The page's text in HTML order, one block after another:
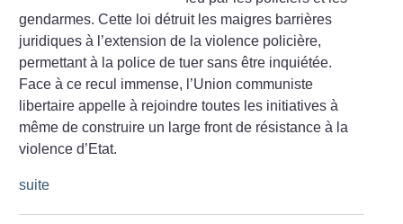
gendarmes. Cette loi détruit les maigres barrières
juridiques à l’extension de la violence policière,
permettant à la police de tuer sans être inquiétée.
Face à ce recul immense, l’Union communiste
libertaire appelle à rejoindre toutes les initiatives à
même de construire un large front de résistance à la
violence d’Etat.
suite